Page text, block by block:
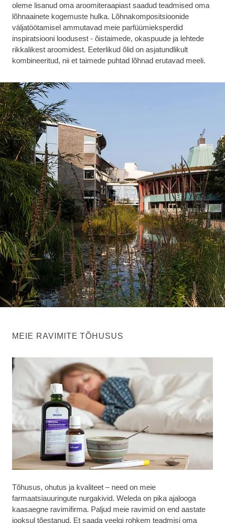
oleme lisanud oma aroomiteraapiast saadud teadmised oma
lõhnaainete kogemuste hulka. Lõhnakompositsioonide
väljatöötamisel ammutavad meie parfüümieksperdid
inspiratsiooni loodusest - õistaimede, okaspuude ja lehtede
rikkalikest aroomidest. Eeterlikud õlid on asjatundlikult
kombineeritud, nii et taimede puhtad lõhnad erutavad meeli.
MEIE RAVIMITE TÕHUSUS
Tõhusus, ohutus ja kvaliteet – need on meie
farmaatsiauuringute nurgakivid. Weleda on pika ajalooga
kaasaegne ravimifirma. Paljud meie ravimid on end aastate
jooksul tõestanud. Et saada veelgi rohkem teadmisi oma